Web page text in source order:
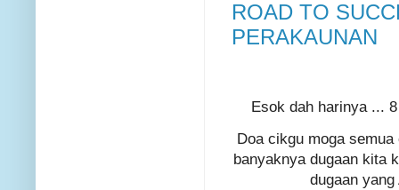
ROAD TO
PERAKAUNAN
Esok dah harinya ...
Doa cikgu moga
banyaknya dugaan kita
dugaan